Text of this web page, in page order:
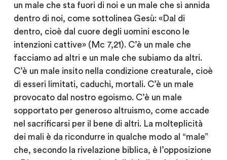
un male che sta fuori di noi e un male che si annida
dentro di noi, come sottolinea Gesù: «Dal di
dentro, cioè dal cuore degli uomini escono le
intenzioni cattive» (Mc 7,21). C’è un male che
facciamo ad altri e un male che subiamo da altri.
C’è un male insito nella condizione creaturale, cioè
di esseri limitati, caduchi, mortali. C’è un male
provocato dal nostro egoismo. C’è un male
sopportato per generoso altruismo, come accade
nel sacrificarsi per il bene di altri. La molteplicità
dei mali è da ricondurre in qualche modo al “male”
che, secondo la rivelazione biblica, è l’opposizione